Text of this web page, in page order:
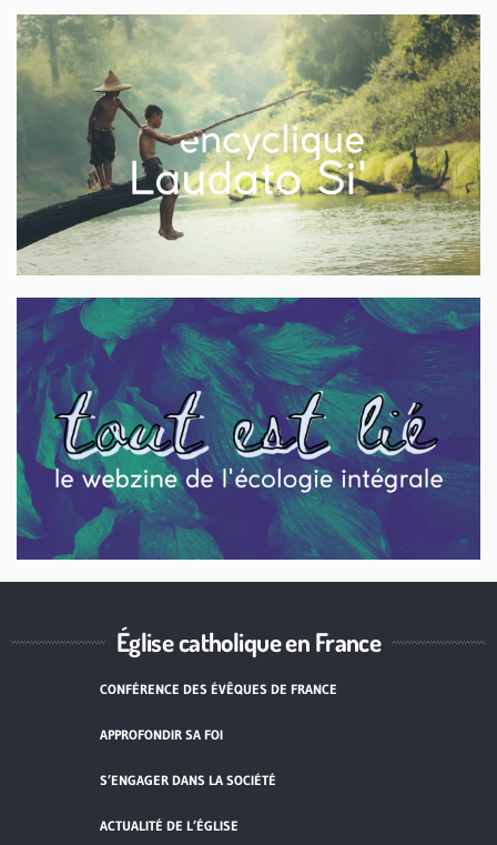
Église catholique en France
CONFÉRENCE DES ÉVÊQUES DE FRANCE
APPROFONDIR SA FOI
S’ENGAGER DANS LA SOCIÉTÉ
ACTUALITÉ DE L’ÉGLISE